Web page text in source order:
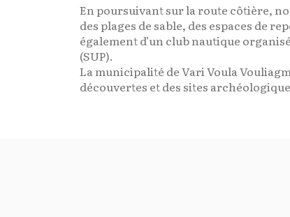
En poursuivant sur la route côtière,
des plages de sable, des espaces de
également d’un club nautique
(SUP).
La municipalité de Vari Voula
découvertes et des sites